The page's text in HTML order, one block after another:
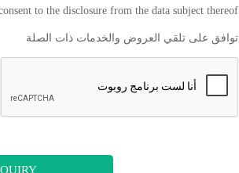
to the disclosure from the data subject thereof.
توافق على تلقي العروض والخدمات ذات الصلة